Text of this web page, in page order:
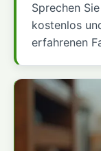
Sprechen
kostenlos
erfahrenen